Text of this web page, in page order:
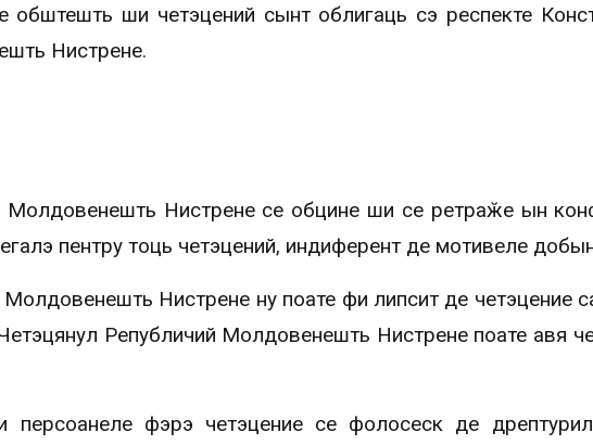
обштешть ши четэцений сынт облигаць сэ респекте
Нистрене.
Молдовенешть Нистрене се обцине ши се ретраӂе ын
пентру тоць четэцений, индиферент де мотивеле
Нистрене ну поате фи липсит де четэцение
Републичий Молдовенешть Нистрене поате авя
персоанеле фэрэ четэцение се фолосеск де